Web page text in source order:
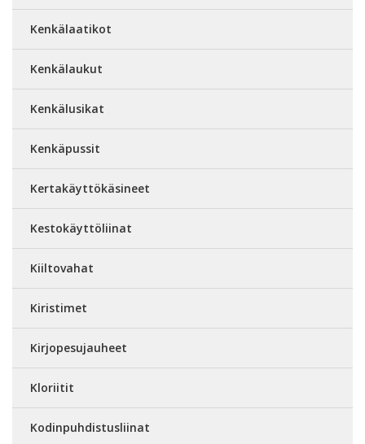
Kenkälaatikot
Kenkälaukut
Kenkälusikat
Kenkäpussit
Kertakäyttökäsineet
Kestokäyttöliinat
Kiiltovahat
Kiristimet
Kirjopesujauheet
Kloriitit
Kodinpuhdistusliinat